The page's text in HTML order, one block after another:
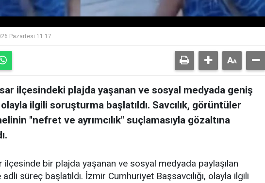
Pazartesi 11:17
ilçesindeki plajda yaşanan ve sosyal medyada geniş
olayla ilgili soruşturma başlatıldı. Savcılık, görüntüler
"nefret ve ayrımcılık" suçlamasıyla gözaltına
bir plajda yaşanan ve sosyal medyada paylaşılan
süreç başlatıldı. İzmir Cumhuriyet Başsavcılığı, olayla ilgili